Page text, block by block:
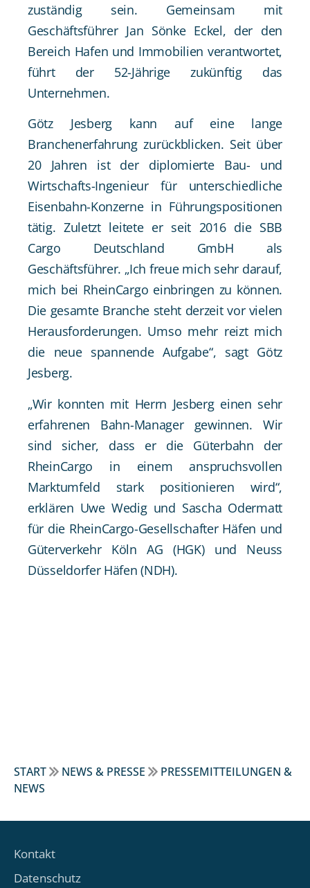
zuständig sein. Gemeinsam mit
Geschäftsführer Jan Sönke Eckel, der den
Bereich Hafen und Immobilien verantwortet,
führt der 52-Jährige zukünftig das
Unternehmen.
Götz Jesberg kann auf eine lange
Branchenerfahrung zurückblicken. Seit über
20 Jahren ist der diplomierte Bau- und
Wirtschafts-Ingenieur für unterschiedliche
Eisenbahn-Konzerne in Führungspositionen
tätig. Zuletzt leitete er seit 2016 die SBB
Cargo Deutschland GmbH als
Geschäftsführer. „Ich freue mich sehr darauf,
mich bei RheinCargo einbringen zu können.
Die gesamte Branche steht derzeit vor vielen
Herausforderungen. Umso mehr reizt mich
die neue spannende Aufgabe“, sagt Götz
Jesberg.
„Wir konnten mit Herrn Jesberg einen sehr
erfahrenen Bahn-Manager gewinnen. Wir
sind sicher, dass er die Güterbahn der
RheinCargo in einem anspruchsvollen
Marktumfeld stark positionieren wird“,
erklären Uwe Wedig und Sascha Odermatt
für die RheinCargo-Gesellschafter Häfen und
Güterverkehr Köln AG (HGK) und Neuss
Düsseldorfer Häfen (NDH).
START NEWS & PRESSE
PRESSEMITTEILUNGEN &
NEWS
Kontakt
Datenschutz